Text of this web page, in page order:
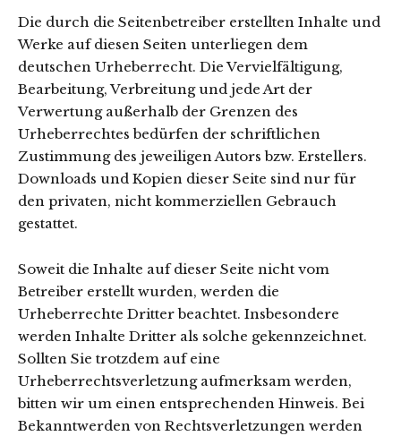
Die durch die Seitenbetreiber erstellten Inhalte und
Werke auf diesen Seiten unterliegen dem
deutschen Urheberrecht. Die Vervielfältigung,
Bearbeitung, Verbreitung und jede Art der
Verwertung außerhalb der Grenzen des
Urheberrechtes bedürfen der schriftlichen
Zustimmung des jeweiligen Autors bzw. Erstellers.
Downloads und Kopien dieser Seite sind nur für
den privaten, nicht kommerziellen Gebrauch
gestattet.
Soweit die Inhalte auf dieser Seite nicht vom
Betreiber erstellt wurden, werden die
Urheberrechte Dritter beachtet. Insbesondere
werden Inhalte Dritter als solche gekennzeichnet.
Sollten Sie trotzdem auf eine
Urheberrechtsverletzung aufmerksam werden,
bitten wir um einen entsprechenden Hinweis. Bei
Bekanntwerden von Rechtsverletzungen werden